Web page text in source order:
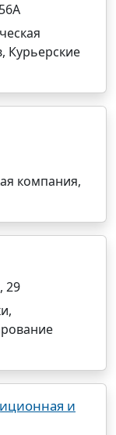
Курьерские
компания,
29
и